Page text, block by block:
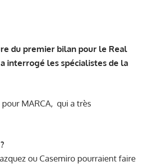
du premier bilan pour le Real
interrogé les spécialistes de la
pour MARCA, qui a très
ou Casemiro pourraient faire